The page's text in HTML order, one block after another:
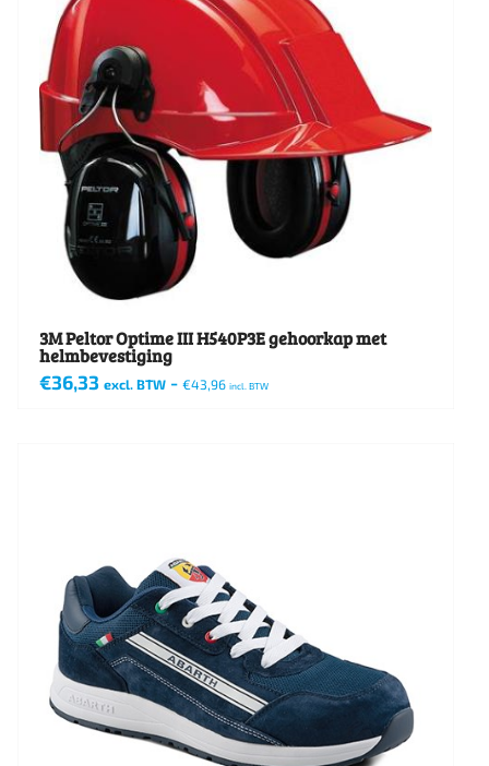
3M Peltor Optime III H540P3E gehoorkap met
helmbevestiging
€36,33 excl. BTW - €43,96 incl. BTW